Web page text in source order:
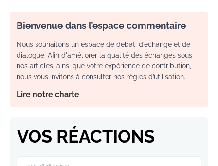
Bienvenue dans l’espace commentaire
Nous souhaitons un espace de débat, d’échange et de
dialogue. Afin d'améliorer la qualité des échanges sous
nos articles, ainsi que votre expérience de contribution,
nous vous invitons à consulter nos règles d’utilisation.
Lire notre charte
VOS RÉACTIONS